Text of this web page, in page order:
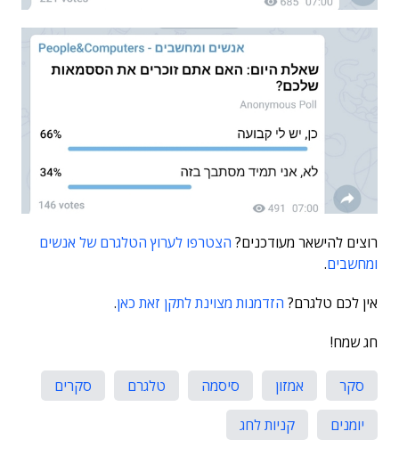
רוצים להישאר מעודכנים? הצטרפו לערוץ הטלגרם של אנשים
ומחשבים.
אין לכם טלגרם? הזדמנות מצוינת לתקן זאת כאן.
חג שמח!
סקר אמזון סיסמה טלגרם
סקרים
יומנים
קניות לחג